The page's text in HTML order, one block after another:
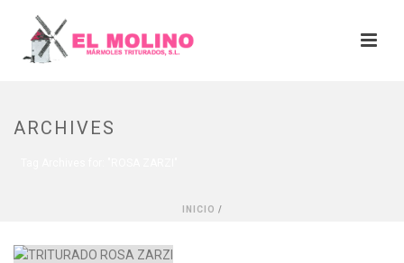
ARCHIVES
INICIO /